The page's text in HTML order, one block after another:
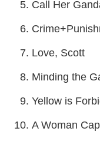
Call Her
Love, Scott
Minding the
Yellow is
A Woman